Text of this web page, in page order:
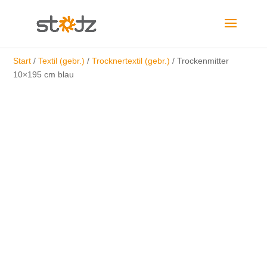
Start /Textil (gebr.) /Trocknertextil (gebr.) / Trockenmitter
10×195 cm blau